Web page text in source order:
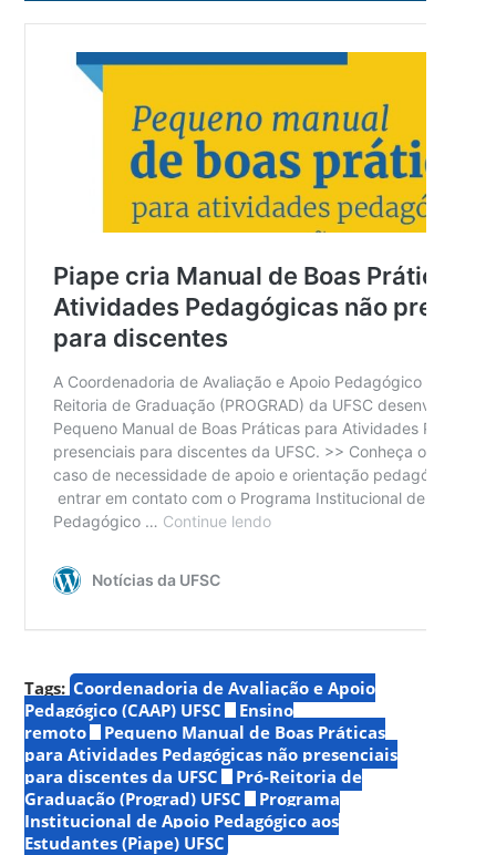
Tags: Coordenadoria de Avaliação e Apoio
Pedagógico (CAAP) UFSC
Ensino
remoto
Pequeno Manual de Boas Práticas
para Atividades Pedagógicas não presenciais
para discentes da UFSC
Pró-Reitoria de
Graduação (Prograd) UFSC
Programa
Institucional de Apoio Pedagógico aos
Estudantes (Piape) UFSC